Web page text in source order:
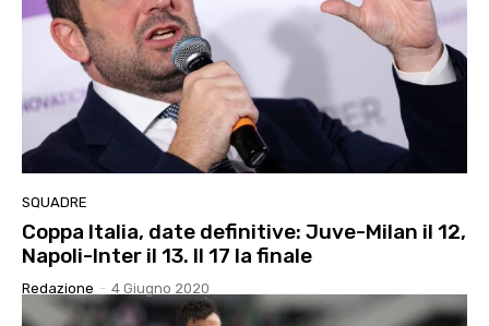
SQUADRE
Coppa Italia, date definitive: Juve-Milan il 12,
Napoli-Inter il 13. Il 17 la finale
Redazione - 4 Giugno 2020